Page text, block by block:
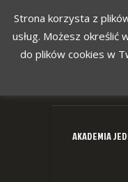
AKADEMIA
Strona korzysta z
usług. Możesz określić
do plików cookies w